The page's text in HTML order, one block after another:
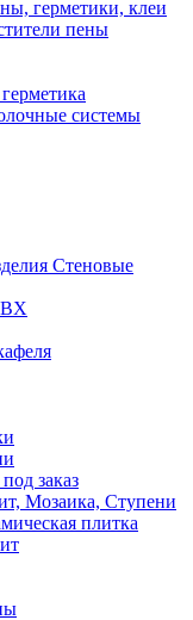
герметики, клеи
пены
системы
Стеновые
заказ
Мозаика, Ступени
плитка